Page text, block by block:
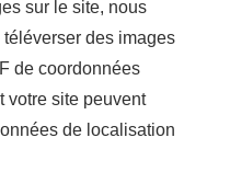
sur le site, nous
des images
de coordonnées
votre site peuvent
de localisation